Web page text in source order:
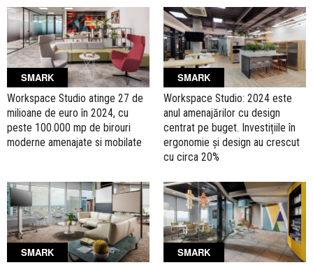
SMARK
Workspace Studio atinge 27 de
milioane de euro în 2024, cu
peste 100.000 mp de birouri
moderne amenajate si mobilate
SMARK
Workspace Studio: 2024 este
anul amenajărilor cu design
centrat pe buget. Investițiile în
ergonomie și design au crescut
cu circa 20%
SMARK
SMARK